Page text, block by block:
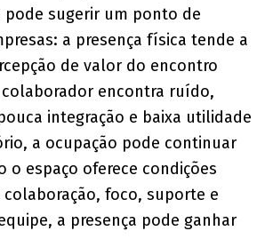
pode sugerir um ponto de
a presença física tende a
de valor do encontro
colaborador encontra ruído,
integração e baixa utilidade
a ocupação pode continuar
o espaço oferece condições
colaboração, foco, suporte e
a presença pode ganhar